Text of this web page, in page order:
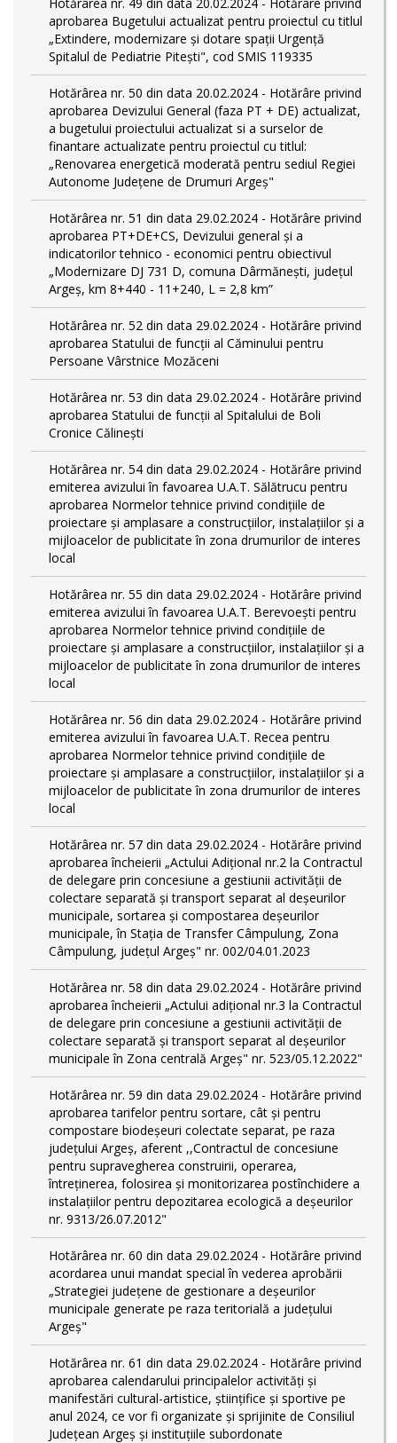
aprobarea Bugetului actualizat pentru proiectul cu titlul
„Extindere, modernizare și dotare spații Urgență
Spitalul de Pediatrie Pitești", cod SMIS 119335
Hotărârea nr. 50 din data 20.02.2024 - Hotărâre privind
aprobarea Devizului General (faza PT + DE) actualizat,
a bugetului proiectului actualizat si a surselor de
finantare actualizate pentru proiectul cu titlul:
„Renovarea energetică moderată pentru sediul Regiei
Autonome Județene de Drumuri Argeș"
Hotărârea nr. 51 din data 29.02.2024 - Hotărâre privind
aprobarea PT+DE+CS, Devizului general și a
indicatorilor tehnico - economici pentru obiectivul
„Modernizare DJ 731 D, comuna Dârmănești, județul
Argeș, km 8+440 - 11+240, L = 2,8 km”
Hotărârea nr. 52 din data 29.02.2024 - Hotărâre privind
aprobarea Statului de funcţii al Căminului pentru
Persoane Vârstnice Mozăceni
Hotărârea nr. 53 din data 29.02.2024 - Hotărâre privind
aprobarea Statului de funcții al Spitalului de Boli
Cronice Călinești
Hotărârea nr. 54 din data 29.02.2024 - Hotărâre privind
emiterea avizului în favoarea U.A.T. Sălătrucu pentru
aprobarea Normelor tehnice privind condiţiile de
proiectare şi amplasare a construcţiilor, instalaţiilor şi a
mijloacelor de publicitate în zona drumurilor de interes
local
Hotărârea nr. 55 din data 29.02.2024 - Hotărâre privind
emiterea avizului în favoarea U.A.T. Berevoești pentru
aprobarea Normelor tehnice privind condiţiile de
proiectare şi amplasare a construcţiilor, instalaţiilor şi a
mijloacelor de publicitate în zona drumurilor de interes
local
Hotărârea nr. 56 din data 29.02.2024 - Hotărâre privind
emiterea avizului în favoarea U.A.T. Recea pentru
aprobarea Normelor tehnice privind condiţiile de
proiectare şi amplasare a construcţiilor, instalaţiilor şi a
mijloacelor de publicitate în zona drumurilor de interes
local
Hotărârea nr. 57 din data 29.02.2024 - Hotărâre privind
aprobarea încheierii „Actului Adițional nr.2 la Contractul
de delegare prin concesiune a gestiunii activității de
colectare separată și transport separat al deşeurilor
municipale, sortarea și compostarea deșeurilor
municipale, în Stația de Transfer Câmpulung, Zona
Câmpulung, județul Argeș" nr. 002/04.01.2023
Hotărârea nr. 58 din data 29.02.2024 - Hotărâre privind
aprobarea încheierii „Actului adițional nr.3 la Contractul
de delegare prin concesiune a gestiunii activității de
colectare separată și transport separat al deşeurilor
municipale în Zona centrală Argeș" nr. 523/05.12.2022"
Hotărârea nr. 59 din data 29.02.2024 - Hotărâre privind
aprobarea tarifelor pentru sortare, cât și pentru
compostare biodeșeuri colectate separat, pe raza
județului Argeș, aferent ,,Contractul de concesiune
pentru supravegherea construirii, operarea,
întreținerea, folosirea și monitorizarea postînchidere a
instalațiilor pentru depozitarea ecologică a deșeurilor
nr. 9313/26.07.2012"
Hotărârea nr. 60 din data 29.02.2024 - Hotărâre privind
acordarea unui mandat special în vederea aprobării
„Strategiei județene de gestionare a deșeurilor
municipale generate pe raza teritorială a județului
Argeș"
Hotărârea nr. 61 din data 29.02.2024 - Hotărâre privind
aprobarea calendarului principalelor activităţi şi
manifestări cultural-artistice, ştiinţifice şi sportive pe
anul 2024, ce vor fi organizate şi sprijinite de Consiliul
Judeţean Argeş şi instituţiile subordonate